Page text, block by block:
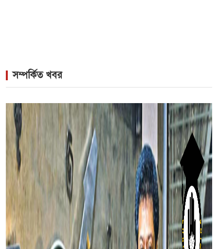
সম্পর্কিত খবর